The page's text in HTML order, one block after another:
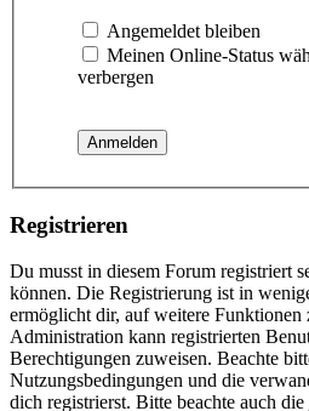
Angemeldet bleiben
Meinen Online-Status
verbergen
Registrieren
Du musst in diesem Forum registriert
können. Die Registrierung ist in
ermöglicht dir, auf weitere
Administration kann registrierten
Berechtigungen zuweisen. Beachte
Nutzungsbedingungen und die
dich registrierst. Bitte beachte auch